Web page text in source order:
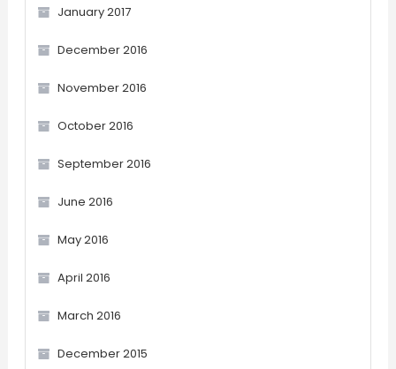
January 2017
December 2016
November 2016
October 2016
September 2016
June 2016
May 2016
April 2016
March 2016
December 2015